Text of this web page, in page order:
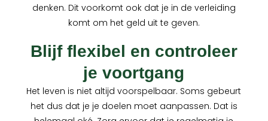
denken. Dit voorkomt ook dat je in de verleiding
komt om het geld uit te geven.
Blijf flexibel en controleer
je voortgang
Het leven is niet altijd voorspelbaar. Soms gebeurt
het dus dat je je doelen moet aanpassen. Dat is